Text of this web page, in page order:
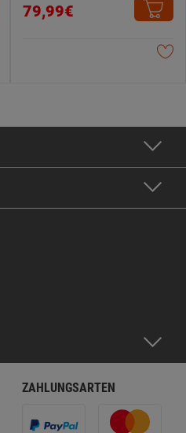
79,99€
ZAHLUNGSARTEN